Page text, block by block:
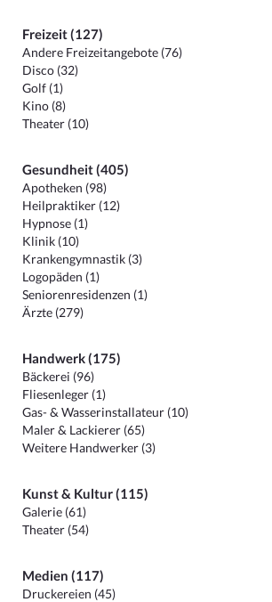
Freizeit (127)
Andere Freizeitangebote (76)
Disco (32)
Golf (1)
Kino (8)
Theater (10)
Gesundheit (405)
Apotheken (98)
Heilpraktiker (12)
Hypnose (1)
Klinik (10)
Krankengymnastik (3)
Logopäden (1)
Seniorenresidenzen (1)
Ärzte (279)
Handwerk (175)
Bäckerei (96)
Fliesenleger (1)
Gas- & Wasserinstallateur (10)
Maler & Lackierer (65)
Weitere Handwerker (3)
Kunst & Kultur (115)
Galerie (61)
Theater (54)
Medien (117)
Druckereien (45)